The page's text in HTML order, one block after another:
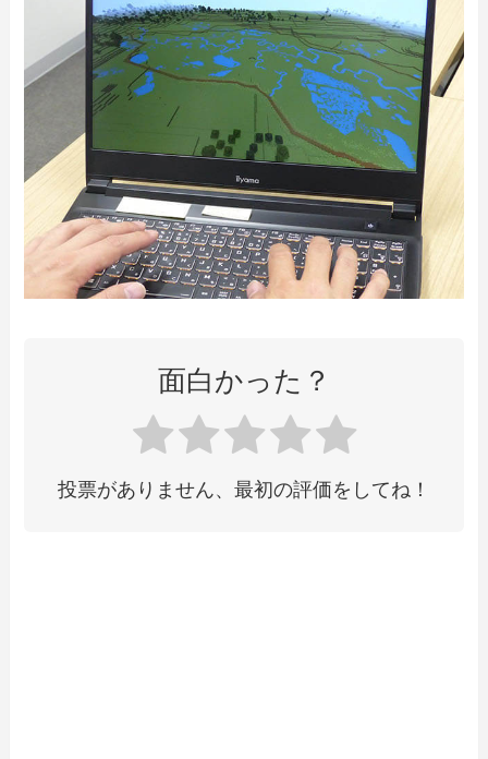
面白かった？
投票がありません、最初の評価をしてね！